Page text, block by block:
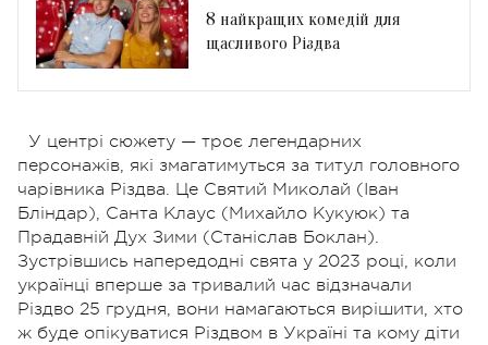
8 найкращих комедій для
щасливого Різдва
У центрі сюжету — троє легендарних
персонажів, які змагатимуться за титул головного
чарівника Різдва. Це Святий Миколай (Іван
Бліндар), Санта Клаус (Михайло Кукуюк) та
Прадавній Дух Зими (Станіслав Боклан).
Зустрівшись напередодні свята у 2023 році, коли
українці вперше за тривалий час відзначали
Різдво 25 грудня, вони намагаються вирішити, хто
ж буде опікуватися Різдвом в Україні та кому діти